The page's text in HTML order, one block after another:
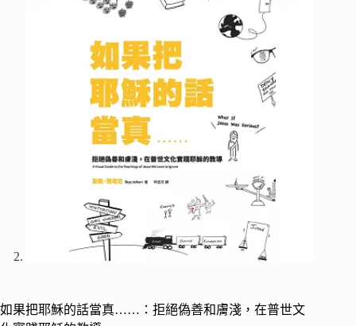
如果把耶穌的話當真……：拒絕偽善和膚淺，在普世文